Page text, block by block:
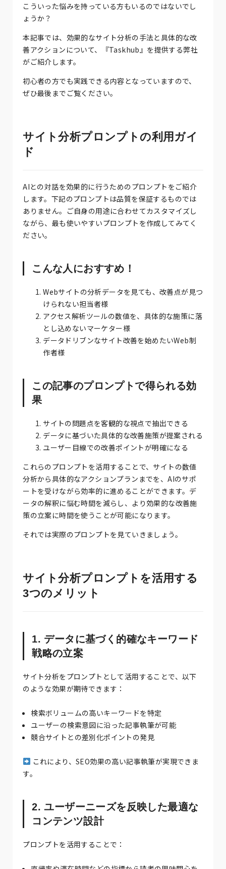
こういった悩みを持っている方もいるのではないでし
ょうか？
本記事では、効果的なサイト分析の手法と具体的な改
善アクションについて、『Taskhub』を提供する弊社
がご紹介します。
初心者の方でも実践できる内容となっていますので、
ぜひ最後までご覧ください。
サイト分析プロンプトの利用ガイ
ド
AIとの対話を効果的に行うためのプロンプトをご紹介
します。下記のプロンプトは品質を保証するものでは
ありません。ご自身の用途に合わせてカスタマイズし
ながら、最も使いやすいプロンプトを作成してみてく
ださい。
こんな人におすすめ！
Webサイトの分析データを見ても、改善点が見つ
けられない担当者様
アクセス解析ツールの数値を、具体的な施策に落
とし込めないマーケター様
データドリブンなサイト改善を始めたいWeb制
作者様
この記事のプロンプトで得られる効
果
サイトの問題点を客観的な視点で抽出できる
データに基づいた具体的な改善施策が提案される
ユーザー目線での改善ポイントが明確になる
これらのプロンプトを活用することで、サイトの数値
分析から具体的なアクションプランまでを、AIのサポ
ートを受けながら効率的に進めることができます。デ
ータの解釈に悩む時間を減らし、より効果的な改善施
策の立案に時間を使うことが可能になります。
それでは実際のプロンプトを見ていきましょう。
サイト分析プロンプトを活用する
3つのメリット
1. データに基づく的確なキーワード
戦略の立案
サイト分析をプロンプトとして活用することで、以下
のような効果が期待できます：
検索ボリュームの高いキーワードを特定
ユーザーの検索意図に沿った記事執筆が可能
競合サイトとの差別化ポイントの発見
これにより、SEO効果の高い記事執筆が実現できま
す。
2. ユーザーニーズを反映した最適な
コンテンツ設計
プロンプトを活用することで：